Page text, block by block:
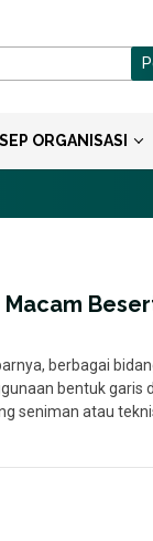
ORGANISASI
Macam
berbagai
bentuk garis
seniman atau